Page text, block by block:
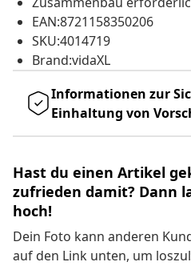
EAN:8721158350206
SKU:4014719
Brand:vidaXL
Informationen zur
Einhaltung von
Hast du einen Artikel
zufrieden damit? Dann
hoch!
Dein Foto kann anderen
auf den Link unten, um